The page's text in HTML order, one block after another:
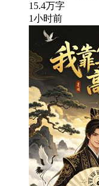
15.4万字
1小时前